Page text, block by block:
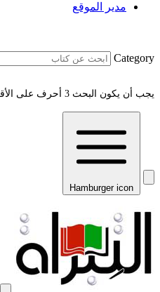
مدير الموقع
Category
يجب أن يكون البحث 3 أحرف على الأقل
Hamburger icon